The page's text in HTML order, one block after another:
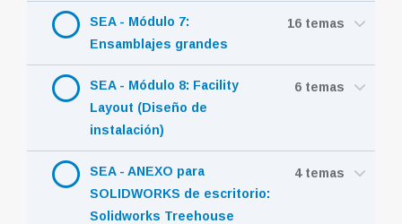
SEA - Módulo 7:
Ensamblajes grandes
16 temas
SEA - Módulo 8: Facility
Layout (Diseño de
instalación)
6 temas
SEA - ANEXO para
SOLIDWORKS de escritorio:
Solidworks Treehouse
4 temas